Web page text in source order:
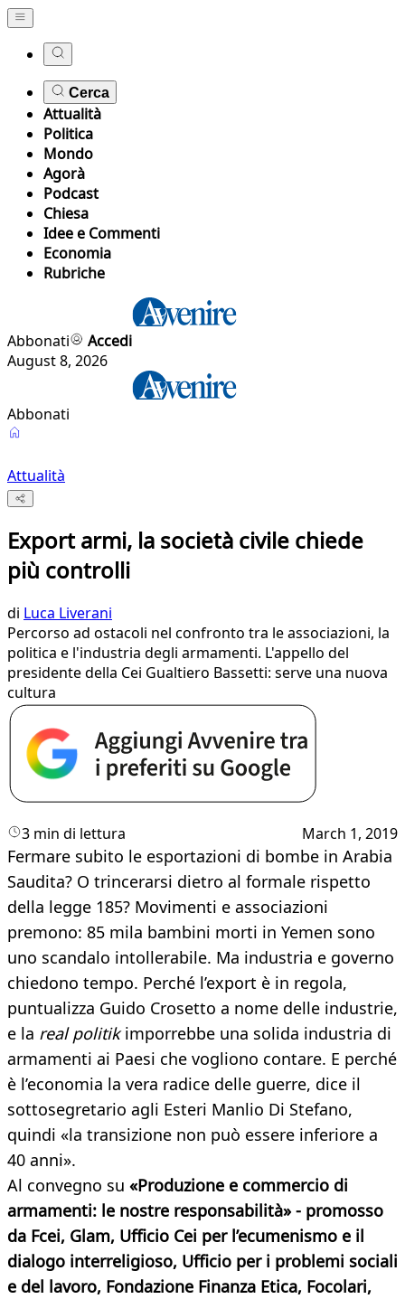
Cerca
Attualità
Politica
Mondo
Agorà
Podcast
Chiesa
Idee e Commenti
Economia
Rubriche
Abbonati
Accedi
August 8, 2026
Abbonati
Attualità
Export armi, la società civile chiede
più controlli
di Luca Liverani
Percorso ad ostacoli nel confronto tra le associazioni, la
politica e l'industria degli armamenti. L'appello del
presidente della Cei Gualtiero Bassetti: serve una nuova
cultura
3 min di lettura March 1, 2019
Fermare subito le esportazioni di bombe in Arabia
Saudita? O trincerarsi dietro al formale rispetto
della legge 185? Movimenti e associazioni
premono: 85 mila bambini morti in Yemen sono
uno scandalo intollerabile. Ma industria e governo
chiedono tempo. Perché l’export è in regola,
puntualizza Guido Crosetto a nome delle industrie,
e la real politikimporrebbe una solida industria di
armamenti ai Paesi che vogliono contare. E perché
è l’economia la vera radice delle guerre, dice il
sottosegretario agli Esteri Manlio Di Stefano,
quindi «la transizione non può essere inferiore a
40 anni».
Al convegno su «Produzione e commercio di
armamenti: le nostre responsabilità» - promosso
da Fcei, Glam, Ufficio Cei per l’ecumenismo e il
dialogo interreligioso, Ufficio per i problemi sociali
e del lavoro, Fondazione Finanza Etica, Focolari,